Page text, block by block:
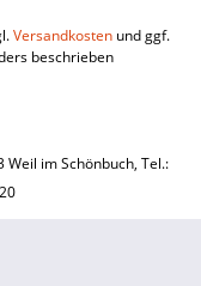
Versandkosten und ggf.
beschrieben
im Schönbuch, Tel.: